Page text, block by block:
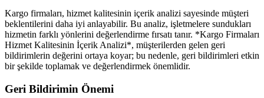
Kargo firmaları, hizmet kalitesinin içerik analizi sayesinde müşteri
beklentilerini daha iyi anlayabilir. Bu analiz, işletmelere sundukları
hizmetin farklı yönlerini değerlendirme fırsatı tanır. *Kargo Firmaları
Hizmet Kalitesinin İçerik Analizi*, müşterilerden gelen geri
bildirimlerin değerini ortaya koyar; bu nedenle, geri bildirimleri etkin
bir şekilde toplamak ve değerlendirmek önemlidir.
Geri Bildirimin Önemi